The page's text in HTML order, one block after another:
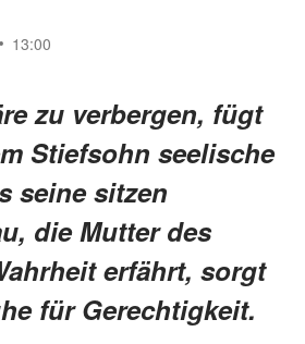
13:00
zu verbergen, fügt
Stiefsohn seelische
seine sitzen
die Mutter des
erfährt, sorgt
für Gerechtigkeit.